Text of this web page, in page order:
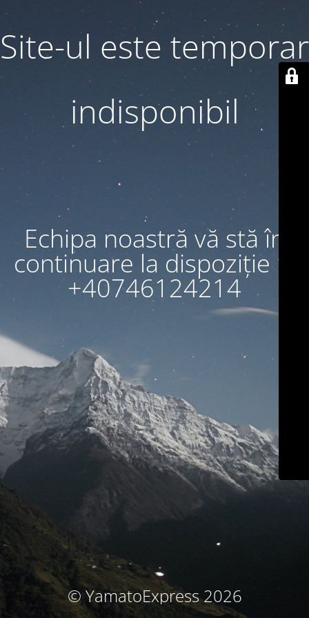
Site-ul este temporar
indisponibil
Echipa noastră vă stă în
continuare la dispoziție la
+40746124214
© YamatoExpress 2026